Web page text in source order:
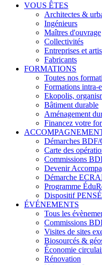
VOUS ÊTES
Architectes &
Ingénieurs
Maîtres d'ouvrage
Collectivités
Entreprises et
Fabricants
FORMATIONS
Toutes nos
Formations intra-
Ekopolis,
Bâtiment durable
Aménagement
Financez votre
Démarches
Carte des
Commissions
Devenir
Démarche
Programme
Dispositif
ÉVÉNEMENTS
Tous les
Commissions
Visites de sites
Biosourcés &
Économie
Rénovation